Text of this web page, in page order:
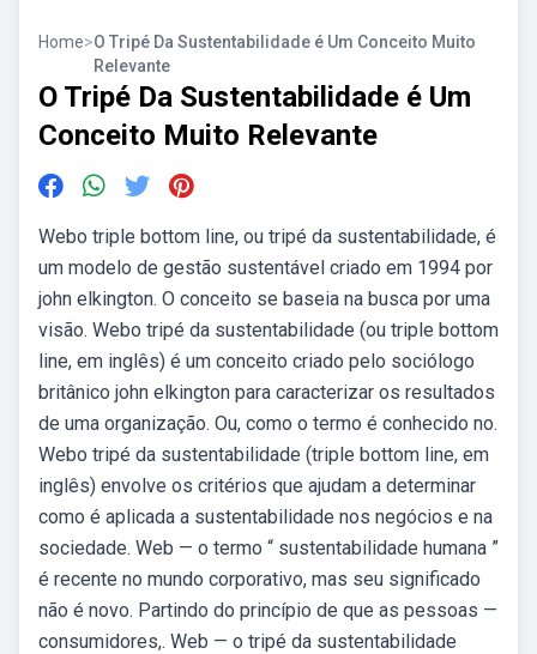
Home>O Tripé Da Sustentabilidade é Um Conceito Muito
Relevante
O Tripé Da Sustentabilidade é Um
Conceito Muito Relevante
Webo triple bottom line, ou tripé da sustentabilidade, é
um modelo de gestão sustentável criado em 1994 por
john elkington. O conceito se baseia na busca por uma
visão. Webo tripé da sustentabilidade (ou triple bottom
line, em inglês) é um conceito criado pelo sociólogo
britânico john elkington para caracterizar os resultados
de uma organização. Ou, como o termo é conhecido no.
Webo tripé da sustentabilidade (triple bottom line, em
inglês) envolve os critérios que ajudam a determinar
como é aplicada a sustentabilidade nos negócios e na
sociedade. Web — o termo “ sustentabilidade humana ”
é recente no mundo corporativo, mas seu significado
não é novo. Partindo do princípio de que as pessoas —
consumidores,. Web — o tripé da sustentabilidade